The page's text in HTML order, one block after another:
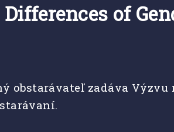
of
obstarávateľ zadáva